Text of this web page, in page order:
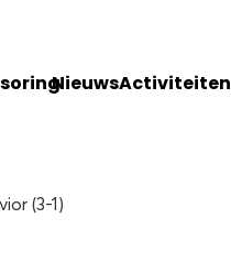
NieuwsActiviteiten
(3-1)